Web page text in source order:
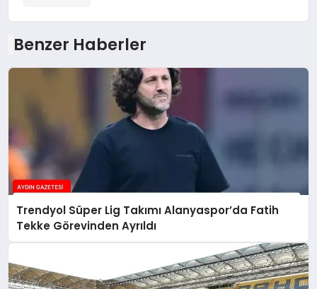
Benzer Haberler
Trendyol Süper Lig Takımı Alanyaspor’da Fatih
Tekke Görevinden Ayrıldı